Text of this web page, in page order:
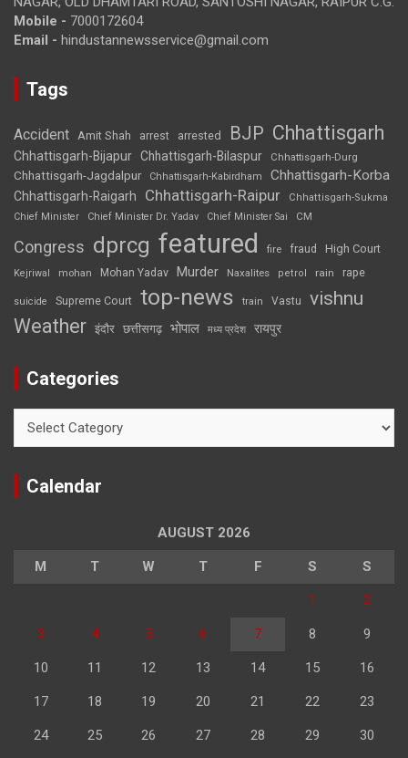
Mobile - 7000172604
Email - hindustannewsservice@gmail.com
Tags
Accident Amit Shah arrest arrested BJP Chhattisgarh
Chhattisgarh-Bijapur Chhattisgarh-Bilaspur Chhattisgarh-Durg
Chhattisgarh-Jagdalpur Chhattisgarh-Kabirdham Chhattisgarh-Korba
Chhattisgarh-Raigarh Chhattisgarh-Raipur
Chhattisgarh-Sukma
Chief Minister
Chief Minister Dr. Yadav Chief Minister Sai CM
Congress dprcg featured fire fraud High Court
Kejriwal mohan Mohan Yadav Murder Naxalites petrol rain rape
suicide Supreme Court top-news train Vastu vishnu
Weather इंदौर छत्तीसगढ़ भोपाल मध्य प्रदेश रायपुर
Categories
Calendar
AUGUST 2026
M T W T F S S
1 2
3 4 5 6 7 8 9
10 11 12 13 14 15 16
17 18 19 20 21 22 23
24 25 26 27 28 29 30